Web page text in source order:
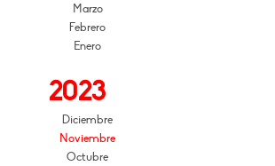
Marzo
Febrero
Enero
2023
Diciembre
Noviembre
Octubre